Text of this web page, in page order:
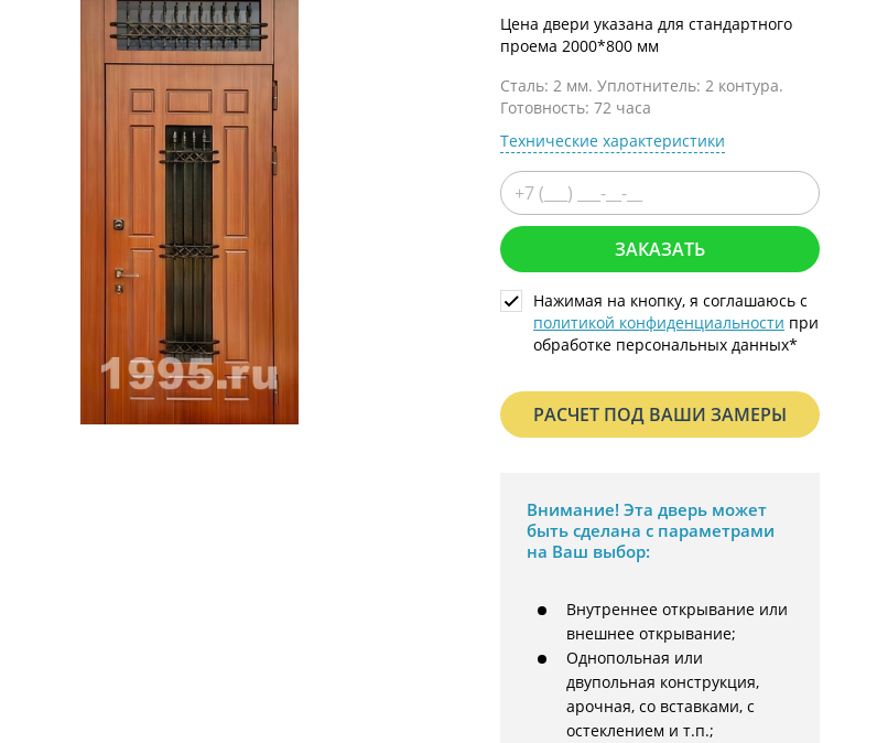
Коричневые двери
Цена двери указана для стандартного
проема 2000*800 мм
Сталь: 2 мм. Уплотнитель: 2 контура.
Готовность: 72 часа
Технические характеристики
ЗАКАЗАТЬ
Нажимая на кнопку, я соглашаюсь с
политикой конфиденциальности при
обработке персональных данных*
РАСЧЕТ ПОД ВАШИ ЗАМЕРЫ
Внимание! Эта дверь может
быть сделана с параметрами
на Ваш выбор:
Внутреннее открывание или
внешнее открывание;
Однопольная или
двупольная конструкция,
арочная, со вставками, с
остеклением и т.п.;